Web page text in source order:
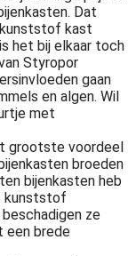
Dat
kast
het bij elkaar toch
Styropor
gaan
en algen. Wil
met
grootste voordeel
broeden
bijenkasten heb
kunststof
ze
een brede